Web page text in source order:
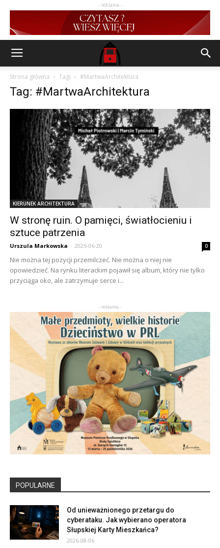
- reklama -
Strona główna Tagi #MartwaArchitektura
Tag: #MartwaArchitektura
KIERUNEK ARCHITEKTURA
W stronę ruin. O pamięci, światłocieniu i
sztuce patrzenia
Urszula Markowska - 2025-06-20 0
Nie można tej pozycji przemilczeć. Nie można o niej nie
opowiedzieć. Na rynku literackim pojawił się album, który nie tylko
przyciąga oko, ale zatrzymuje serce i...
- reklama -
POPULARNE
Od unieważnionego przetargu do
cyberataku. Jak wybierano operatora
Słupskiej Karty Mieszkańca?
2026-08-06